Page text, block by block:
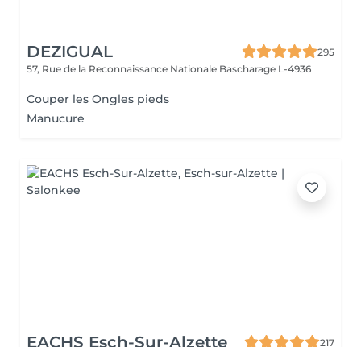
DEZIGUAL
295
57, Rue de la Reconnaissance Nationale Bascharage L-4936
Couper les Ongles pieds
Manucure
EACHS Esch-Sur-Alzette
217